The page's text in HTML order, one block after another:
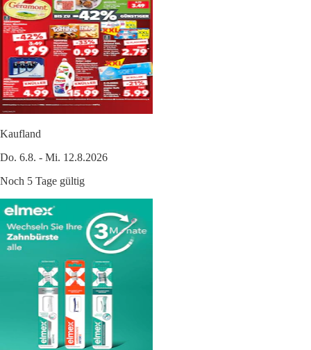
Kaufland
Do. 6.8. - Mi. 12.8.2026
Noch 5 Tage gültig